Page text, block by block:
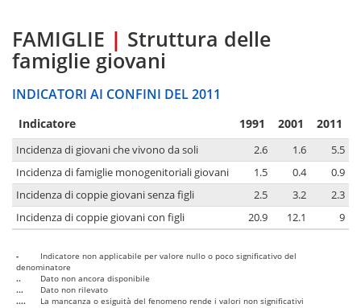
FAMIGLIE | Struttura delle
famiglie giovani
INDICATORI AI CONFINI DEL 2011
Indicatore 1991 2001 2011
Incidenza di giovani che vivono da soli 2.6 1.6
5.5
Incidenza di famiglie monogenitoriali giovani
1.5 0.4
0.9
Incidenza di coppie giovani senza figli
2.5 3.2
2.3
Incidenza di coppie giovani con figli
20.9 12.1 9
-
Indicatore non applicabile per valore nullo o poco significativo del
denominatore
..
Dato non ancora disponibile
...
Dato non rilevato
....
La mancanza o esiguità del fenomeno rende i valori non significativi